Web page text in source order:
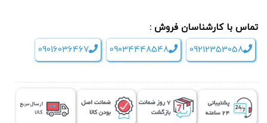
و
پا
تراباند
Thera
Band
عدد
تماس با کارشناسان فروش :
09212353058
09034448548
09016036467